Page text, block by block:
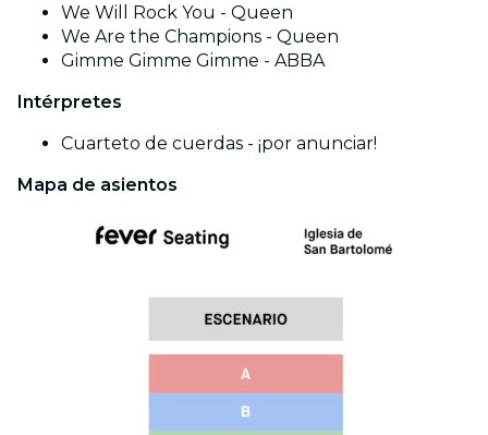
We Will Rock You - Queen
We Are the Champions - Queen
Gimme Gimme Gimme - ABBA
Intérpretes
Cuarteto de cuerdas - ¡por anunciar!
Mapa de asientos